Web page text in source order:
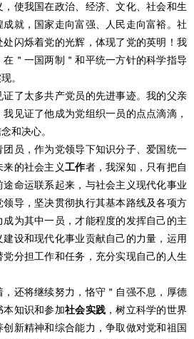
使我国在政治、经济、文化、社会和生
就，国家走向富强、人民走向富裕。社
闪烁着党的光辉，体现了党的英明！我
＂一国两制＂和平统一方针的科学指导
。
了太多共产党员的先进事迹。我的父亲
见证了他成为党组织一员的点点滴滴，
和决心。
员，作为党领导下知识分子、爱国统一
的社会主义工作者，我深知，只有把自
命运联系起来，与社会主义现代化事业
导，坚决贯彻执行其基本路线及各项方
为其中一员，才能程度的发挥自己的主
设和现代化事业贡献自己的力量，运用
分担工作和任务，充分实现自己的人生
还将继续努力，恪守＂自强不息，厚德
本知识和参加社会实践 ，树立科学的世界
新精神和综合能力，争取做对党和祖国